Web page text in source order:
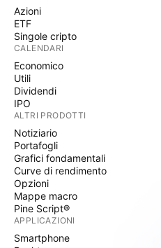
Azioni
ETF
Singole cripto
CALENDARI
Economico
Utili
Dividendi
IPO
ALTRI PRODOTTI
Notiziario
Portafogli
Grafici fondamentali
Curve di rendimento
Opzioni
Mappe macro
Pine Script®
APPLICAZIONI
Smartphone